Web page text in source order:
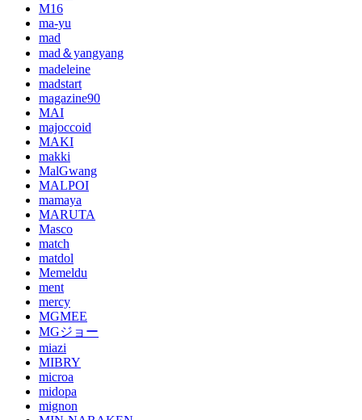
M16
ma-yu
mad
mad＆yangyang
madeleine
madstart
magazine90
MAI
majoccoid
MAKI
makki
MalGwang
MALPOI
mamaya
MARUTA
Masco
match
matdol
Memeldu
ment
mercy
MGMEE
MGジョー
miazi
MIBRY
microa
midopa
mignon